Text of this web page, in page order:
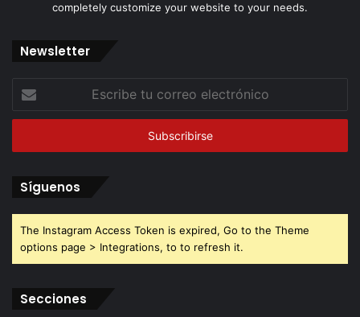
completely customize your website to your needs.
Newsletter
correo
Síguenos
The Instagram Access Token is expired, Go to the Theme
options page > Integrations, to to refresh it.
Secciones